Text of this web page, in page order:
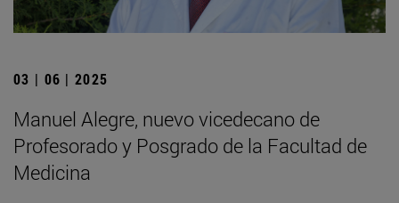
03 | 06 | 2025
Manuel Alegre, nuevo vicedecano de
Profesorado y Posgrado de la Facultad de
Medicina